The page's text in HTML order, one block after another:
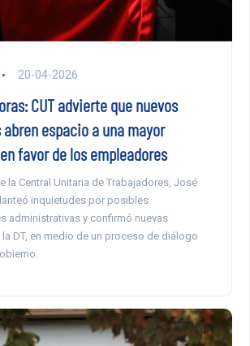
20-04-2026
CUT advierte que nuevos
espacio a una mayor
favor de los empleadores
la Central Unitaria de Trabajadores, José
inquietudes por posibles
administrativas y confirmó nuevas
DT, en medio de un proceso de diálogo